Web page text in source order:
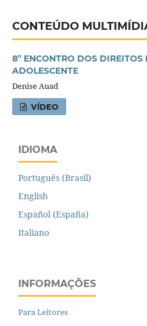
CONTEÚDO
8º ENCONTRO DOS
ADOLESCENTE
Denise Auad
VÍDEO
IDIOMA
Português (Brasil)
English
Español (España)
Italiano
INFORMAÇÕES
Para Leitores